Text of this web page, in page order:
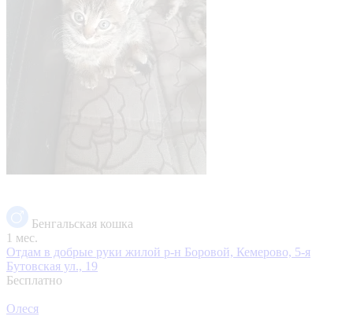
Бенгальская кошка
1 мес.
Отдам в добрые руки жилой р-н Боровой, Кемерово, 5-я
Бутовская ул., 19
Бесплатно
Олеся